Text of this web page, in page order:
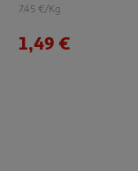
7.45 €/Kg
1,49 €